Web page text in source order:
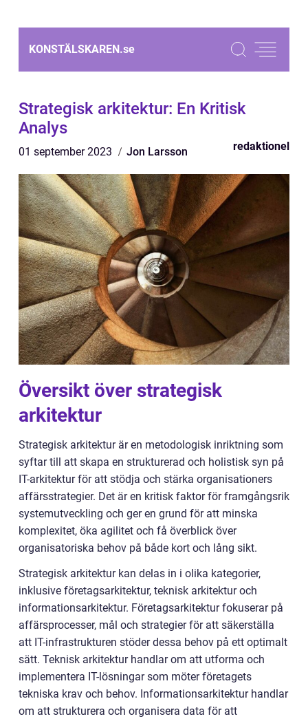
KONSTÄLSKAREN.se
Strategisk arkitektur: En Kritisk
Analys
01 september 2023 Jon Larsson redaktionel
Översikt över strategisk
arkitektur
Strategisk arkitektur är en metodologisk inriktning som
syftar till att skapa en strukturerad och holistisk syn på
IT-arkitektur för att stödja och stärka organisationers
affärsstrategier. Det är en kritisk faktor för framgångsrik
systemutveckling och ger en grund för att minska
komplexitet, öka agilitet och få överblick över
organisatoriska behov på både kort och lång sikt.
Strategisk arkitektur kan delas in i olika kategorier,
inklusive företagsarkitektur, teknisk arkitektur och
informationsarkitektur. Företagsarkitektur fokuserar på
affärsprocesser, mål och strategier för att säkerställa
att IT-infrastrukturen stöder dessa behov på ett optimalt
sätt. Teknisk arkitektur handlar om att utforma och
implementera IT-lösningar som möter företagets
tekniska krav och behov. Informationsarkitektur handlar
om att strukturera och organisera data för att